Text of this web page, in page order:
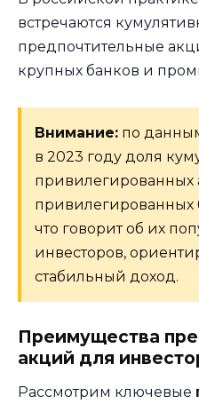
встречаются
предпочтительные
крупных банков и
Внимание: по
в 2023 году доля
привилегированных
что говорит об их
инвесторов,
стабильный доход.
Преимущества
акций для
Рассмотрим ключевые